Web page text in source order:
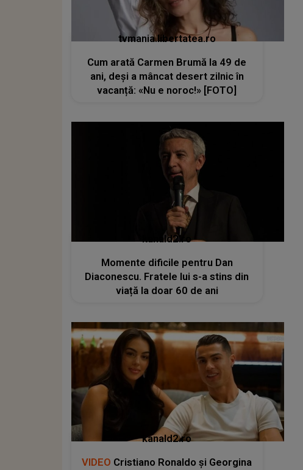
tvmania.libertatea.ro
Cum arată Carmen Brumă la 49 de
ani, deși a mâncat desert zilnic în
vacanță: «Nu e noroc!» [FOTO]
kanald2.ro
Momente dificile pentru Dan
Diaconescu. Fratele lui s-a stins din
viață la doar 60 de ani
kanald2.ro
VIDEO Cristiano Ronaldo și Georgina